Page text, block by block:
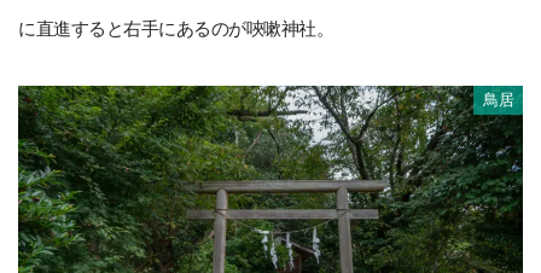
に直進すると右手にあるのが唊嗽神社。
鳥居